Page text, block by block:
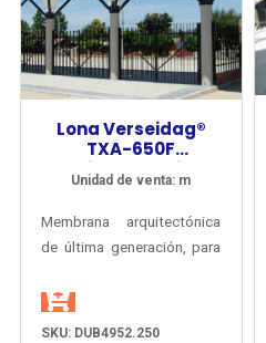
Lona Verseidag®
TXA-650F
Arquitectura Tipo 0
PVDF
Unidad de venta: m
Membrana arquitectónica
de última generación, para
permanentes, resistente a
la intemperie por más de
SKU: DUB4952.250